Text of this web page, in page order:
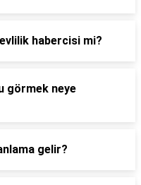
evlilik habercisi mi?
görmek neye
gelir?